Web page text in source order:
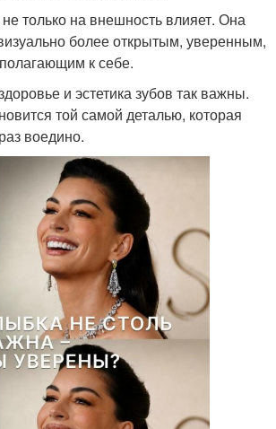
только на внешность влияет. Она
более открытым, уверенным,
к себе.
и эстетика зубов так важны.
той самой деталью, которая
воедино.